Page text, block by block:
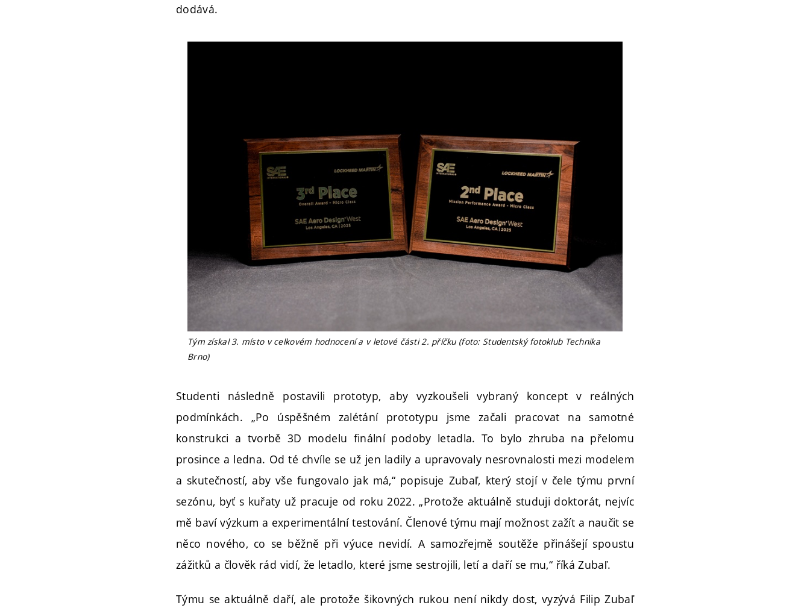
dodává.
Tým získal 3. místo v celkovém hodnocení a v letové části 2. příčku (foto: Studentský fotoklub Technika
Brno)
Studenti následně postavili prototyp, aby vyzkoušeli vybraný koncept v reálných
podmínkách. „Po úspěšném zalétání prototypu jsme začali pracovat na samotné
konstrukci a tvorbě 3D modelu finální podoby letadla. To bylo zhruba na přelomu
prosince a ledna. Od té chvíle se už jen ladily a upravovaly nesrovnalosti mezi modelem
a skutečností, aby vše fungovalo jak má,“ popisuje Zubaľ, který stojí v čele týmu první
sezónu, byť s kuřaty už pracuje od roku 2022. „Protože aktuálně studuji doktorát, nejvíc
mě baví výzkum a experimentální testování. Členové týmu mají možnost zažít a naučit se
něco nového, co se běžně při výuce nevidí. A samozřejmě soutěže přinášejí spoustu
zážitků a člověk rád vidí, že letadlo, které jsme sestrojili, letí a daří se mu,“ říká Zubaľ.
Týmu se aktuálně daří, ale protože šikovných rukou není nikdy dost, vyzývá Filip Zubaľ